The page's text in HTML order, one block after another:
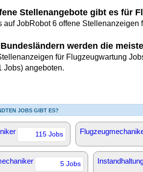
Stellenangebote gibt es für
auf JobRobot 6 offene Stellenanzeigen
werden die
für Flugzeugwartung
Jobs) angeboten.
JOBS GIBT ES?
115 Jobs
5 Jobs